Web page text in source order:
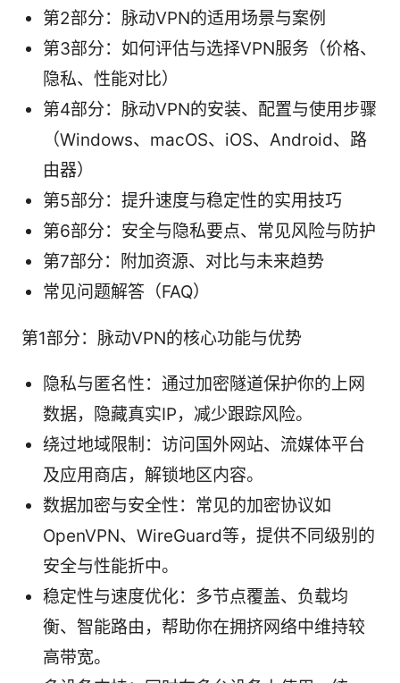
第2部分：脉动VPN的适用场景与案例
第3部分：如何评估与选择VPN服务（价格、
隐私、性能对比）
第4部分：脉动VPN的安装、配置与使用步骤
（Windows、macOS、iOS、Android、路
由器）
第5部分：提升速度与稳定性的实用技巧
第6部分：安全与隐私要点、常见风险与防护
第7部分：附加资源、对比与未来趋势
常见问题解答（FAQ）
第1部分：脉动VPN的核心功能与优势
隐私与匿名性：通过加密隧道保护你的上网
数据，隐藏真实IP，减少跟踪风险。
绕过地域限制：访问国外网站、流媒体平台
及应用商店，解锁地区内容。
数据加密与安全性：常见的加密协议如
OpenVPN、WireGuard等，提供不同级别的
安全与性能折中。
稳定性与速度优化：多节点覆盖、负载均
衡、智能路由，帮助你在拥挤网络中维持较
高带宽。